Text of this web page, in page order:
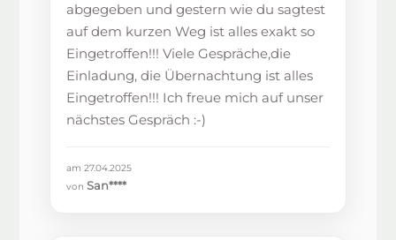
abgegeben und gestern wie du sagtest
auf dem kurzen Weg ist alles exakt so
Eingetroffen!!! Viele Gespräche,die
Einladung, die Übernachtung ist alles
Eingetroffen!!! Ich freue mich auf unser
nächstes Gespräch :-)
am 27.04.2025
vonSan****